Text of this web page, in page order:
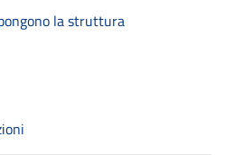
la struttura